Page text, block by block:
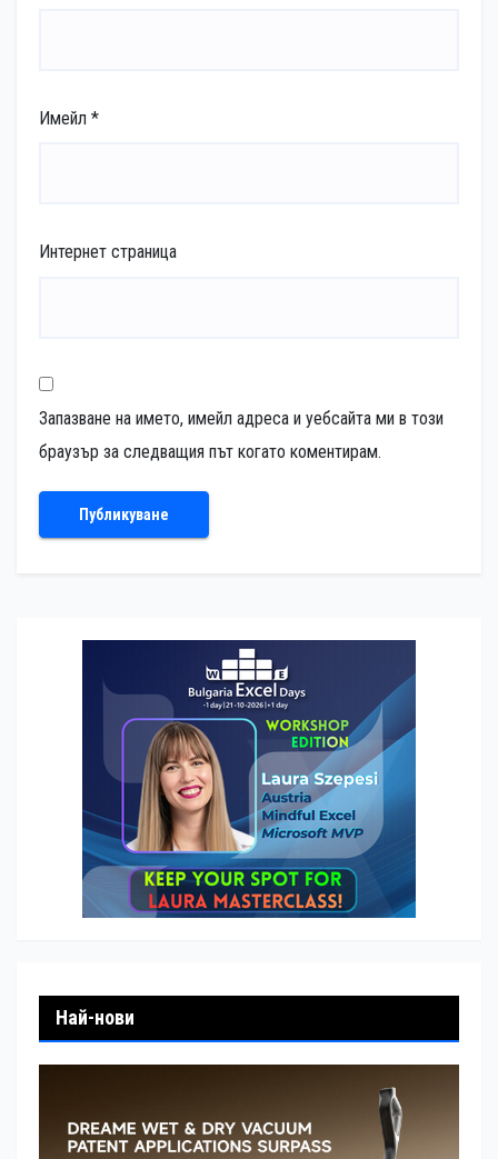
Имейл *
Интернет страница
Запазване на името, имейл адреса и уебсайта ми в този
браузър за следващия път когато коментирам.
Най-нови